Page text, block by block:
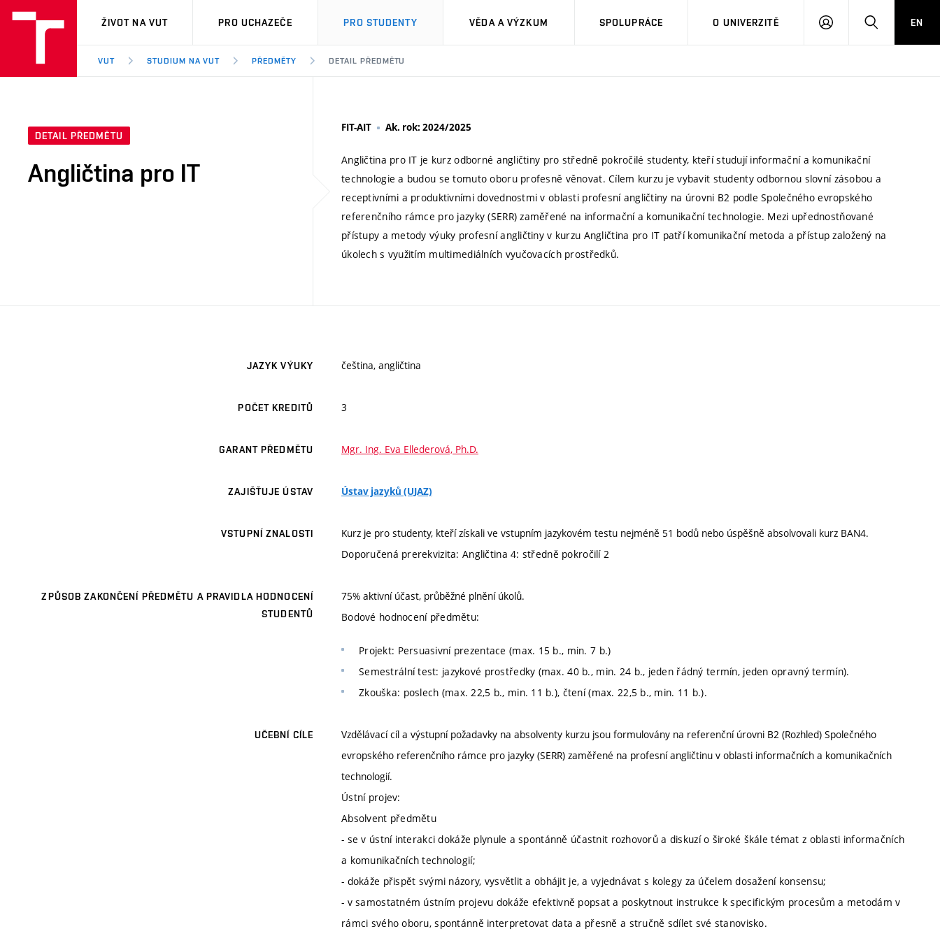
VUT
ŽIVOT NA VUT PRO UCHAZEČE PRO STUDENTY VĚDA A VÝZKUM SPOLUPRÁCE O UNIVERZITĚ
PŘIHLÁSIT HLEDATEN
VUT STUDIUM NA VUT PŘEDMĚTY DETAIL PŘEDMĚTU
DETAIL PŘEDMĚTU
Angličtina pro IT
FIT-AIT Ak. rok: 2024/2025
Angličtina pro IT je kurz odborné angličtiny pro středně pokročilé studenty, kteří studují informační a komunikační
technologie a budou se tomuto oboru profesně věnovat. Cílem kurzu je vybavit studenty odbornou slovní zásobou a
receptivními a produktivními dovednostmi v oblasti profesní angličtiny na úrovni B2 podle Společného evropského
referenčního rámce pro jazyky (SERR) zaměřené na informační a komunikační technologie. Mezi upřednostňované
přístupy a metody výuky profesní angličtiny v kurzu Angličtina pro IT patří komunikační metoda a přístup založený na
úkolech s využitím multimediálních vyučovacích prostředků.
JAZYK VÝUKY čeština, angličtina
POČET KREDITŮ 3
GARANT PŘEDMĚTU Mgr. Ing. Eva Ellederová, Ph.D.
ZAJIŠŤUJE ÚSTAV Ústav jazyků (UJAZ)
VSTUPNÍ ZNALOSTI
Kurz je pro studenty, kteří získali ve vstupním jazykovém testu nejméně 51 bodů nebo úspěšně absolvovali kurz BAN4.
Doporučená prerekvizita: Angličtina 4: středně pokročilí 2
ZPŮSOB ZAKONČENÍ PŘEDMĚTU A PRAVIDLA HODNOCENÍ
STUDENTŮ
75% aktivní účast, průběžné plnění úkolů.
Bodové hodnocení předmětu:
Projekt: Persuasivní prezentace (max. 15 b., min. 7 b.)
Semestrální test: jazykové prostředky (max. 40 b., min. 24 b., jeden řádný termín, jeden opravný termín).
Zkouška: poslech (max. 22,5 b., min. 11 b.), čtení (max. 22,5 b., min. 11 b.).
UČEBNÍ CÍLE
Vzdělávací cíl a výstupní požadavky na absolventy kurzu jsou formulovány na referenční úrovni B2 (Rozhled) Společného
evropského referenčního rámce pro jazyky (SERR) zaměřené na profesní angličtinu v oblasti informačních a komunikačních
technologií.
Ústní projev:
Absolvent předmětu
- se v ústní interakci dokáže plynule a spontánně účastnit rozhovorů a diskuzí o široké škále témat z oblasti informačních
a komunikačních technologií;
- dokáže přispět svými názory, vysvětlit a obhájit je, a vyjednávat s kolegy za účelem dosažení konsensu;
- v samostatném ústním projevu dokáže efektivně popsat a poskytnout instrukce k specifickým procesům a metodám v
rámci svého oboru, spontánně interpretovat data a přesně a stručně sdílet své stanovisko.